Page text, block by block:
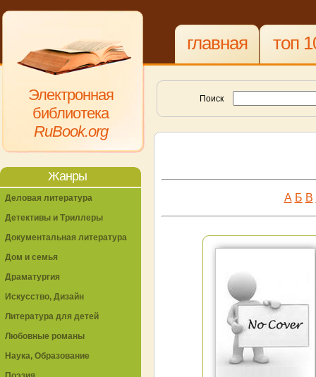
Электронная
библиотека
RuBook.org
главная топ
Поиск
А Б В
Жанры
Деловая литература
Детективы и Триллеры
Документальная литература
Дом и семья
Драматургия
Искусство, Дизайн
Литература для детей
Любовные романы
Наука, Образование